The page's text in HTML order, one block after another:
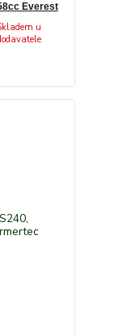
Everest
u